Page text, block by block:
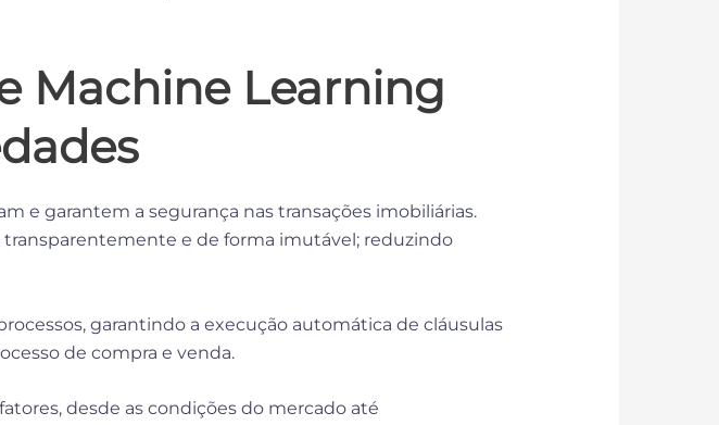
Machine Learning
e garantem a segurança nas transações imobiliárias.
e de forma imutável; reduzindo
garantindo a execução automática de cláusulas
de compra e venda.
desde as condições do mercado até